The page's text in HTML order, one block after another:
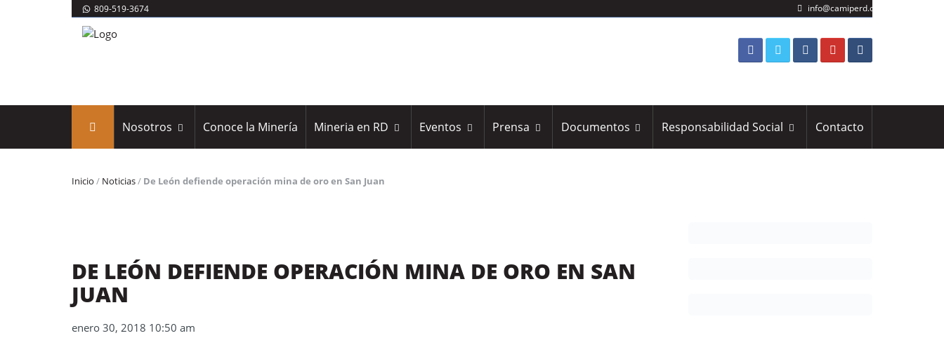
809-519-3674 info@camiperd.org
Nosotros Conoce la Minería Mineria en RD Eventos Prensa Documentos Responsabilidad Social Contacto
Inicio / Noticias/ De León defiende operación mina de oro en San Juan
DE LEÓN DEFIENDE OPERACIÓN MINA DE ORO EN SAN
JUAN
enero 30, 2018 10:50 am